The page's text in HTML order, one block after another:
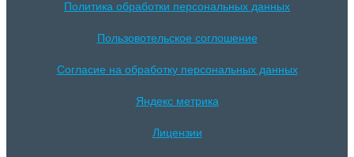
Политика обработки персональных данных
Пользовотельское соглошение
Согласие на обработку персональных данных
Яндекс метрика
Лицензии